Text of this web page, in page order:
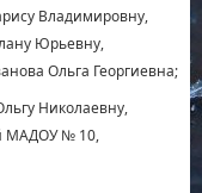
Владимировну,
Юрьевну,
Ольга Георгиевна;
Николаевну,
МАДОУ № 10,